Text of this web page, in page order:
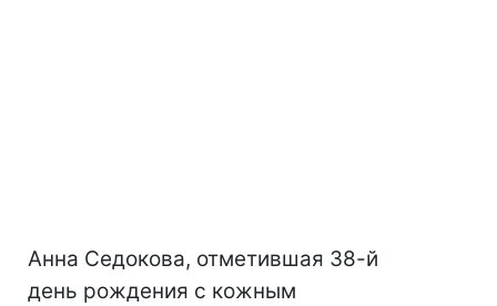
Анна Седокова, отметившая 38-й
день рождения с кожным